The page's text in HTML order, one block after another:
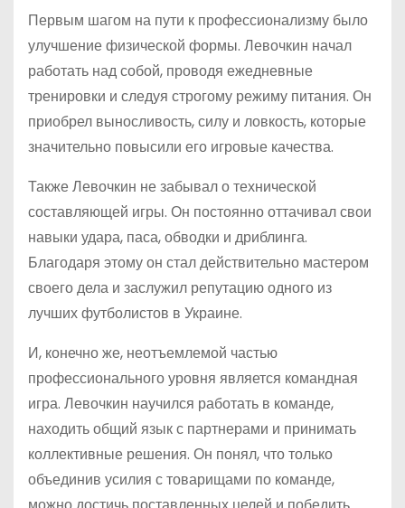
Первым шагом на пути к профессионализму было
улучшение физической формы. Левочкин начал
работать над собой, проводя ежедневные
тренировки и следуя строгому режиму питания. Он
приобрел выносливость, силу и ловкость, которые
значительно повысили его игровые качества.
Также Левочкин не забывал о технической
составляющей игры. Он постоянно оттачивал свои
навыки удара, паса, обводки и дриблинга.
Благодаря этому он стал действительно мастером
своего дела и заслужил репутацию одного из
лучших футболистов в Украине.
И, конечно же, неотъемлемой частью
профессионального уровня является командная
игра. Левочкин научился работать в команде,
находить общий язык с партнерами и принимать
коллективные решения. Он понял, что только
объединив усилия с товарищами по команде,